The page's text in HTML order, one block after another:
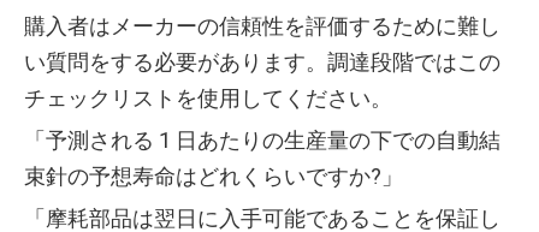
購入者はメーカーの信頼性を評価するために難し
い質問をする必要があります。調達段階ではこの
チェックリストを使用してください。
「予測される 1 日あたりの生産量の下での自動結
束針の予想寿命はどれくらいですか?」
「摩耗部品は翌日に入手可能であることを保証し